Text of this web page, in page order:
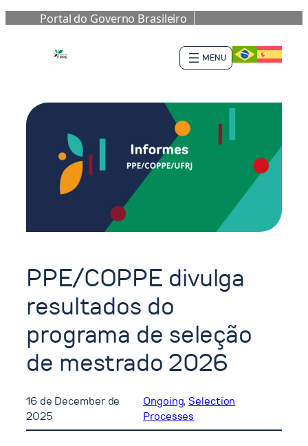
Portal do Governo Brasileiro
to
content
PPE/COPPE divulga
resultados do
programa de seleção
de mestrado 2026
16 de December de
2025
Ongoing, Selection
Processes